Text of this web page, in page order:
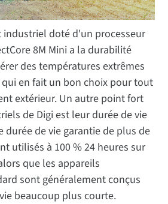
doté d'un processeur
8M Mini a la durabilité
des températures extrêmes
qui en fait un bon choix pour tout
extérieur. Un autre point fort
de Digi est leur durée de vie
durée de vie garantie de plus de
utilisés à 100 % 24 heures sur
que les appareils
sont généralement conçus
beaucoup plus courte.